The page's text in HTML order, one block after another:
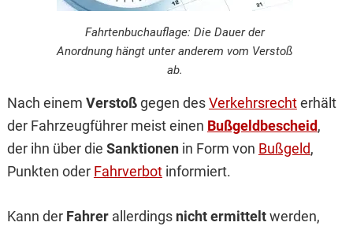
Fahrtenbuchauflage: Die Dauer der
Anordnung hängt unter anderem vom Verstoß
ab.
Nach einem Verstoßgegen desVerkehrsrechterhält
der Fahrzeugführer meist einen Bußgeldbescheid,
der ihn über die Sanktionenin Form von Bußgeld,
Punkten oder Fahrverbotinformiert.
Kann der Fahrerallerdings nicht ermitteltwerden,